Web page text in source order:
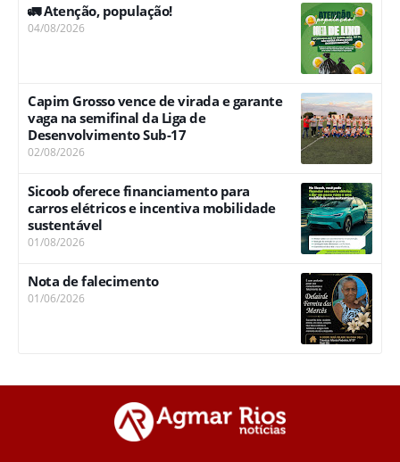
🚛 Atenção, população!
04/08/2026
Capim Grosso vence de virada e garante
vaga na semifinal da Liga de
Desenvolvimento Sub-17
02/08/2026
Sicoob oferece financiamento para
carros elétricos e incentiva mobilidade
sustentável
01/08/2026
Nota de falecimento
01/06/2026